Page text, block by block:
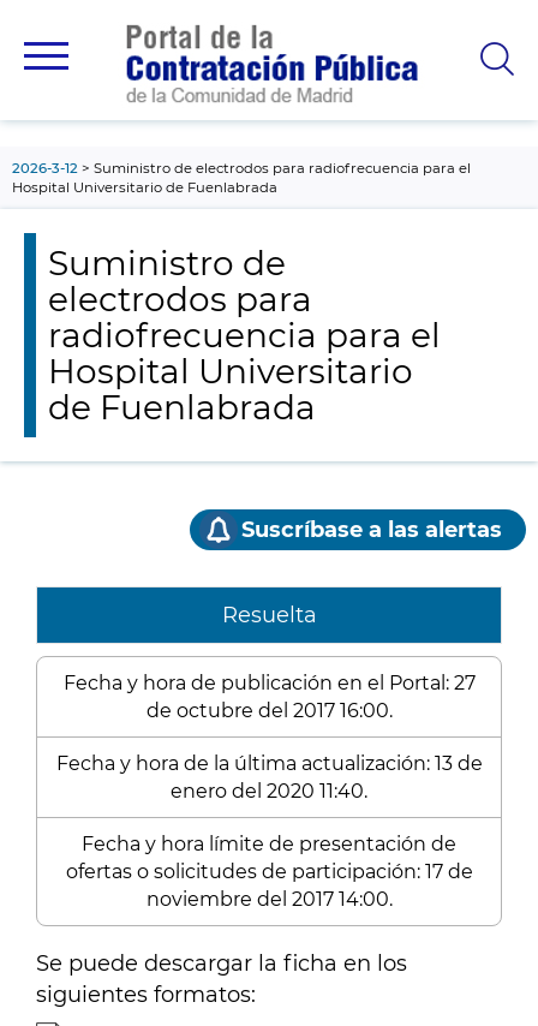
principal
2026-3-12
Suministro de electrodos para radiofrecuencia para el
Hospital Universitario de Fuenlabrada
Suministro de
electrodos para
radiofrecuencia para el
Hospital Universitario
de Fuenlabrada
Suscríbase a las alertas
Resuelta
Fecha y hora de publicación en el Portal: 27
de octubre del 2017 16:00.
Fecha y hora de la última actualización: 13 de
enero del 2020 11:40.
Fecha y hora límite de presentación de
ofertas o solicitudes de participación: 17 de
noviembre del 2017 14:00.
Se puede descargar la ficha en los
siguientes formatos: